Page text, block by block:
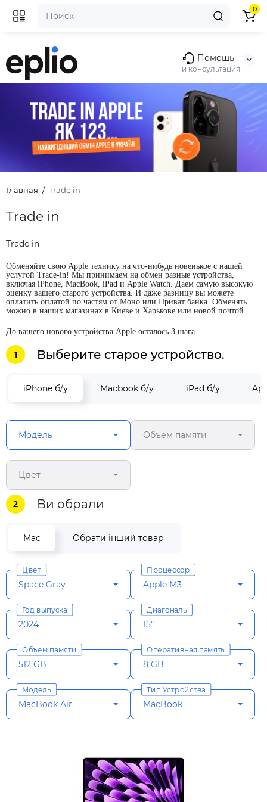
Помощь
и консультация
0
Главная Trade in
Trade in
Trade in
Обменяйте свою Apple технику на что-нибудь новенькое с нашей
услугой Trade-in! Мы принимаем на обмен разные устройства,
включая iPhone, MacBook, iPad и Apple Watch. Даем самую высокую
оценку вашего старого устройства. И даже разницу вы можете
оплатить оплатой по частям от Моно или Приват банка. Обменять
можно в наших магазинах в Киеве и Харькове или новой почтой.
До вашего нового устройства Apple осталось 3 шага.
1 Выберите старое устройство.
iPhone б/у Macbook б/у iPad б/у
Модель Объем памяти
Цвет
2 Ви обрали
Mac Обрати інший товар
Цвет
Space Gray
Процессор
Apple M3
Год выпуска
2024
Диагональ
15"
Объем памяти
512 GB
Оперативная память
8 GB
Модель
MacBook Air
Тип Устройства
MacBook